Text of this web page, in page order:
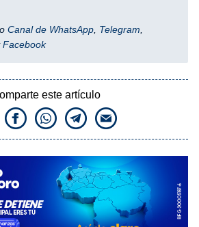
Canal de WhatsApp Telegram
Facebook
este artículo